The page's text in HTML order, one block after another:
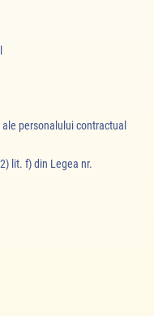
personalului contractual
lit. f) din Legea nr.